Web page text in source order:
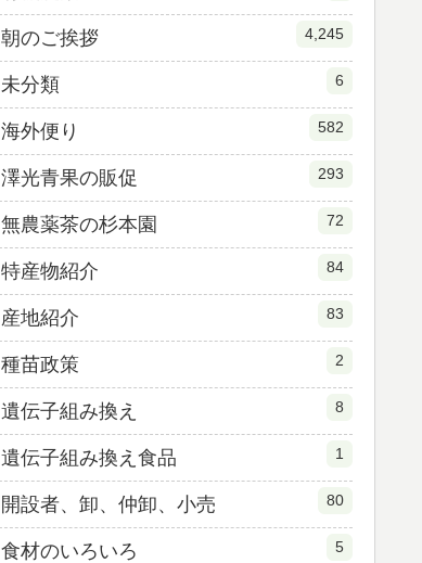
朝のご挨拶 4,245
未分類 6
海外便り 582
澤光青果の販促 293
無農薬茶の杉本園 72
特産物紹介 84
産地紹介 83
種苗政策 2
遺伝子組み換え 8
遺伝子組み換え食品 1
開設者、卸、仲卸、小売 80
食材のいろいろ 5